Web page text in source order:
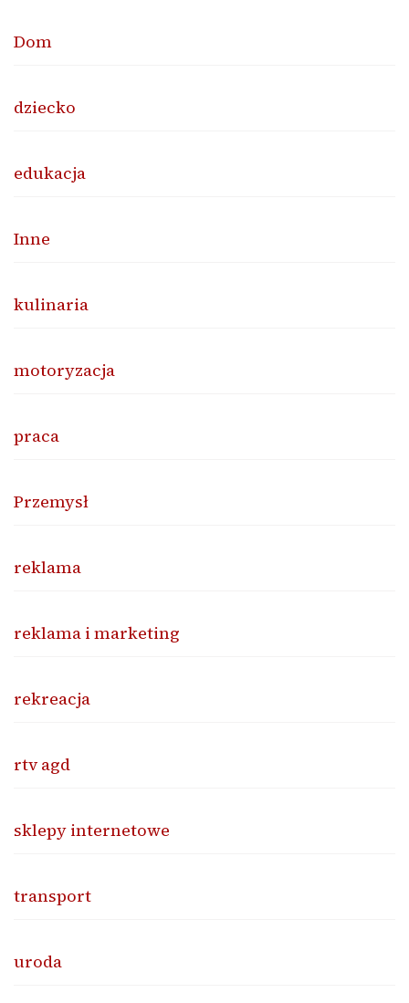
Dom
dziecko
edukacja
Inne
kulinaria
motoryzacja
praca
Przemysł
reklama
reklama i marketing
rekreacja
rtv agd
sklepy internetowe
transport
uroda